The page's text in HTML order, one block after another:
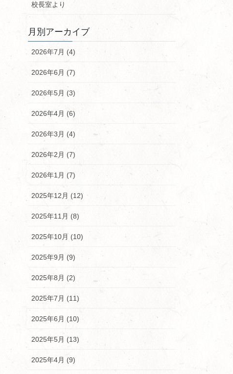
校長室より
月別アーカイブ
2026年7月 (4)
2026年6月 (7)
2026年5月 (3)
2026年4月 (6)
2026年3月 (4)
2026年2月 (7)
2026年1月 (7)
2025年12月 (12)
2025年11月 (8)
2025年10月 (10)
2025年9月 (9)
2025年8月 (2)
2025年7月 (11)
2025年6月 (10)
2025年5月 (13)
2025年4月 (9)